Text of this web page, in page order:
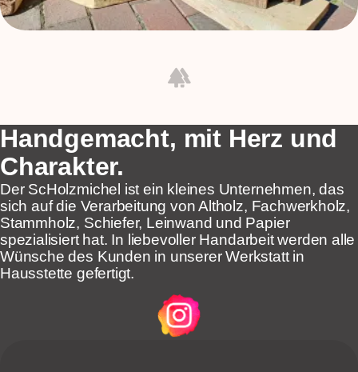
forest
Handgemacht, mit Herz und
Charakter.
Der ScHolzmichel ist ein kleines Unternehmen, das
sich auf die Verarbeitung von Altholz, Fachwerkholz,
Stammholz, Schiefer, Leinwand und Papier
spezialisiert hat. In liebevoller Handarbeit werden alle
Wünsche des Kunden in unserer Werkstatt in
Hausstette gefertigt.